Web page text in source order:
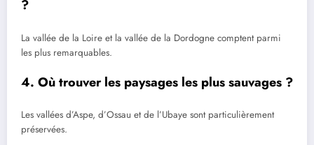
?
La vallée de la Loire et la vallée de la Dordogne comptent parmi
les plus remarquables.
4. Où trouver les paysages les plus sauvages ?
Les vallées d’Aspe, d’Ossau et de l’Ubaye sont particulièrement
préservées.